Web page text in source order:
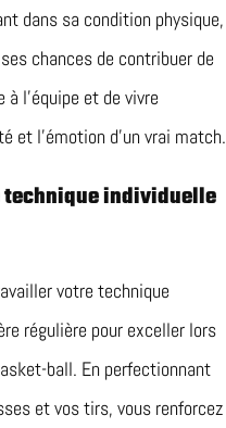
dans sa condition physique,
chances de contribuer de
l’équipe et de vivre
et l’émotion d’un vrai match.
individuelle
votre technique
régulière pour exceller lors
ball. En perfectionnant
et vos tirs, vous renforcez